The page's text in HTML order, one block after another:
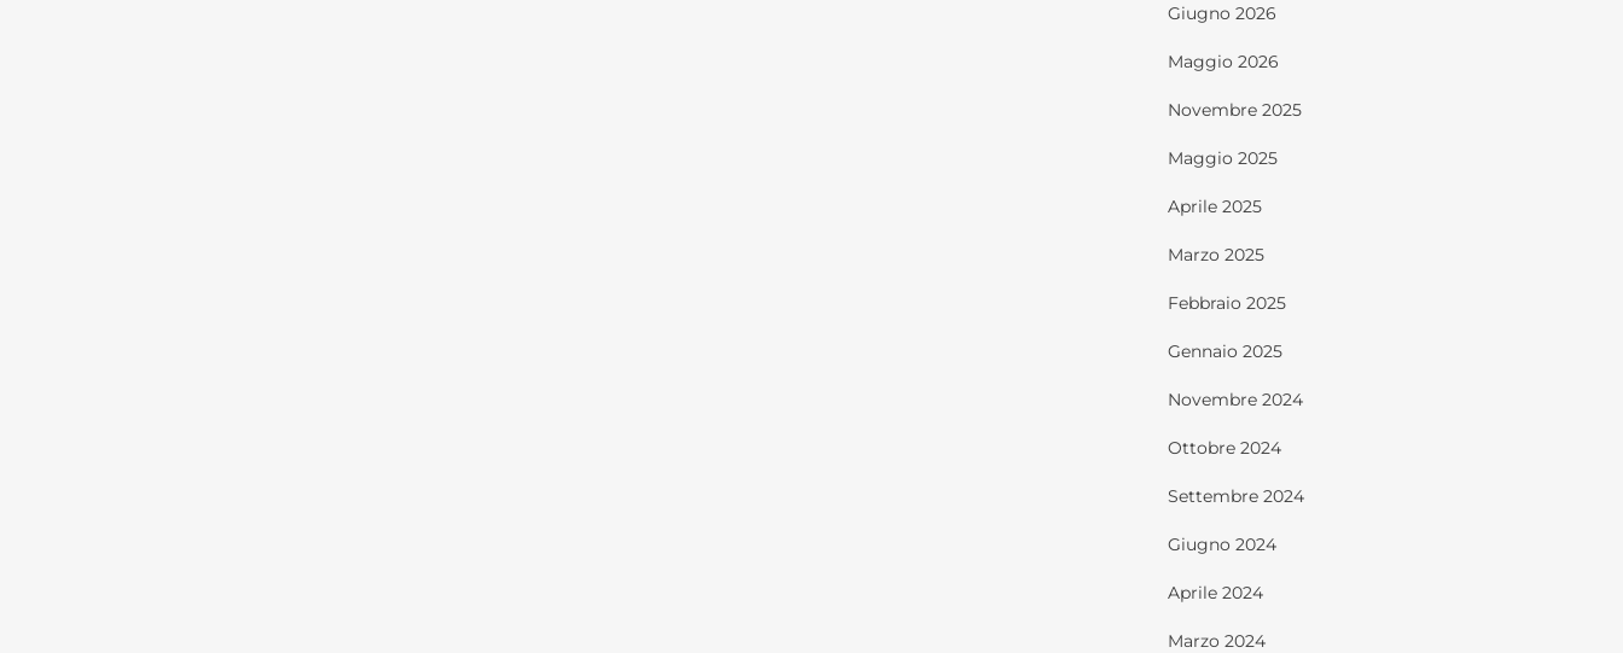
Giugno 2026
Maggio 2026
Novembre 2025
Maggio 2025
Aprile 2025
Marzo 2025
Febbraio 2025
Gennaio 2025
Novembre 2024
Ottobre 2024
Settembre 2024
Giugno 2024
Aprile 2024
Marzo 2024